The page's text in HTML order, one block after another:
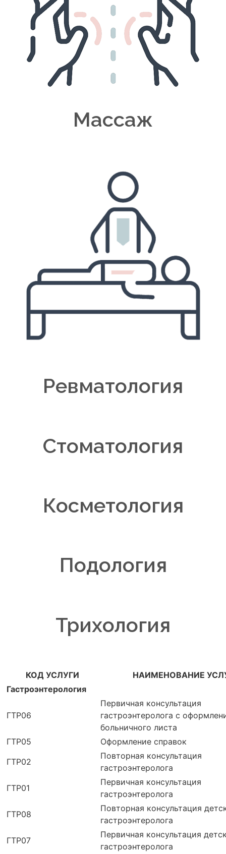
Массаж
Ревматология
Стоматология
Косметология
Подология
Трихология
КОД УСЛУГИ
НАИМЕНОВАНИЕ
Гастроэнтерология
ГТР06
Первичная консультация
гастроэнтеролога с
больничного листа
ГТР05
Оформление справок
ГТР02
Повторная консультация
гастроэнтеролога
ГТР01
Первичная консультация
гастроэнтеролога
ГТР08
Повторная консультация
гастроэнтеролога
ГТР07
Первичная консультация
гастроэнтеролога